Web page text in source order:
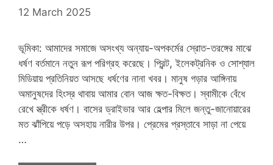
12 March 2025
ভূমিকা: আমাদের সমাজে অসংখ্য অন্যায়-অপকর্মের স্রোত-তরঙ্গের মাঝে
ধর্ষণ বর্তমানে নতুন রূপ পরিগ্রহ করেছে। প্রিন্ট, ইলেকট্রনিক ও সোশ্যাল
মিডিয়ায় প্রতিনিয়ত আসছে ধর্ষণের নানা খবর। মানুষ গড়ার আঙ্গিনায়
অমানুষদের হিংস্র থাবায় আমার বোন আজ ক্ষত-বিক্ষত। স্বামীকে বেঁধে
রেখে স্ত্রীকে ধর্ষণ। বাসের ড্রাইভার আর হেল্পার মিলে জন্তু-জানোয়ারের
মত ঝাঁপিয়ে পড়ে অসহায় নারীর উপর। প্রেমের প্রস্তাবে সাড়া না পেয়ে
…